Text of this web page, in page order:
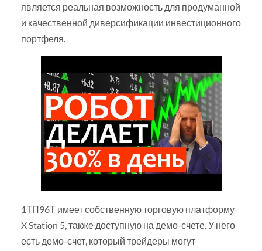
является реальная возможность для продуманной
и качественной диверсификации инвестиционного
портфеля.
1ТП96Т имеет собственную торговую платформу
X Station 5, также доступную на демо-счете. У него
есть демо-счет, который трейдеры могут